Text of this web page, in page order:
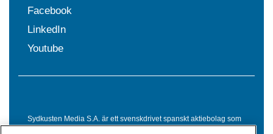
Facebook
LinkedIn
Youtube
Sydkusten Media S.A. är ett svenskdrivet spanskt aktiebolag som